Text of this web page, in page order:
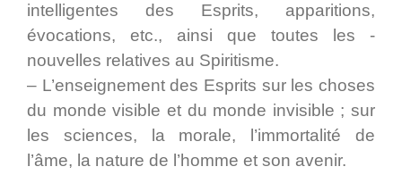
intelligentes des ­Esprits, apparitions,
évocations, etc., ainsi que toutes les ­
nouvelles relatives au Spiritisme.
– L’enseignement des ­Esprits sur les choses
du monde visible et du monde invisible ; sur
les sciences, la morale, l’immortalité de
l’âme, la ­nature de l’homme et son avenir.